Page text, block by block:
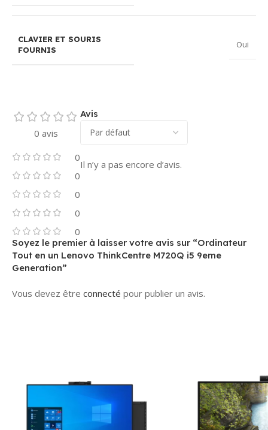
CLAVIER ET SOURIS
FOURNIS
Oui
0 avis
0
0
0
0
0
Avis
Il n’y a pas encore d’avis.
Soyez le premier à laisser votre avis sur “Ordinateur
Tout en un Lenovo ThinkCentre M720Q i5 9eme
Generation”
Vous devez être connecté pour publier un avis.